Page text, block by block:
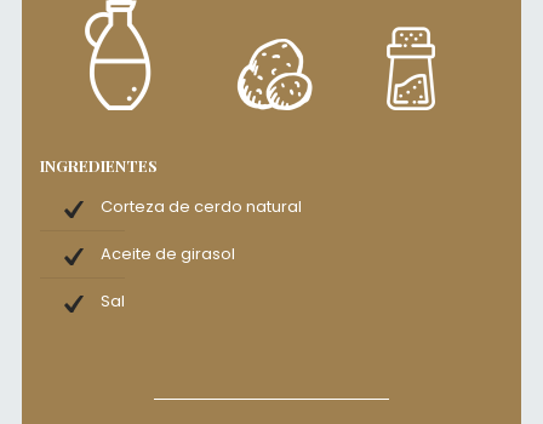
INGREDIENTES
Corteza de cerdo natural
Aceite de girasol
Sal